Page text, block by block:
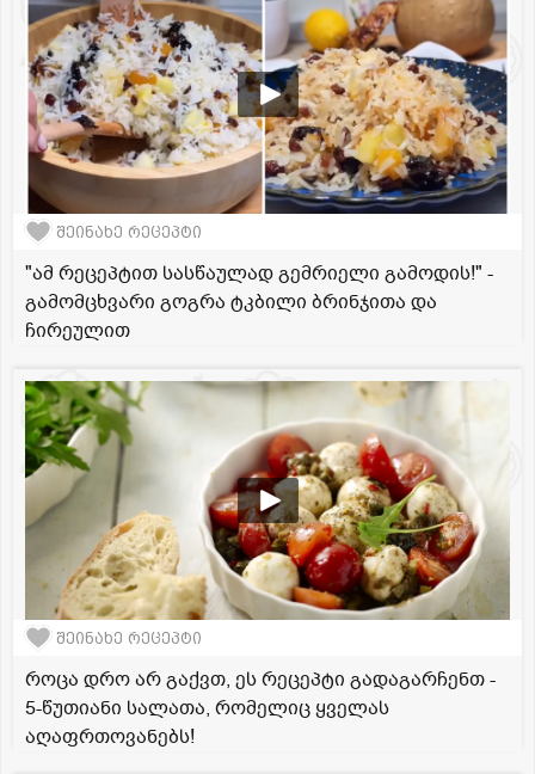
შეინახე რეცეპტი
"ამ რეცეპტით სასწაულად გემრიელი გამოდის!" -
გამომცხვარი გოგრა ტკბილი ბრინჯითა და
ჩირეულით
შეინახე რეცეპტი
როცა დრო არ გაქვთ, ეს რეცეპტი გადაგარჩენთ -
5-წუთიანი სალათა, რომელიც ყველას
აღაფრთოვანებს!